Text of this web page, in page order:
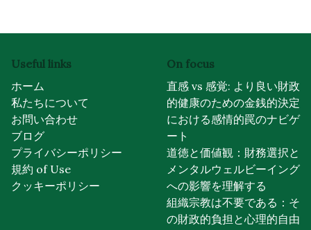
Useful links
ホーム
私たちについて
お問い合わせ
ブログ
プライバシーポリシー
規約 of Use
クッキーポリシー
On focus
直感 vs 感覚: より良い財政
的健康のための金銭的決定
における感情的罠のナビゲ
ート
道徳と価値観：財務選択と
メンタルウェルビーイング
への影響を理解する
組織宗教は不要である：そ
の財政的負担と心理的自由